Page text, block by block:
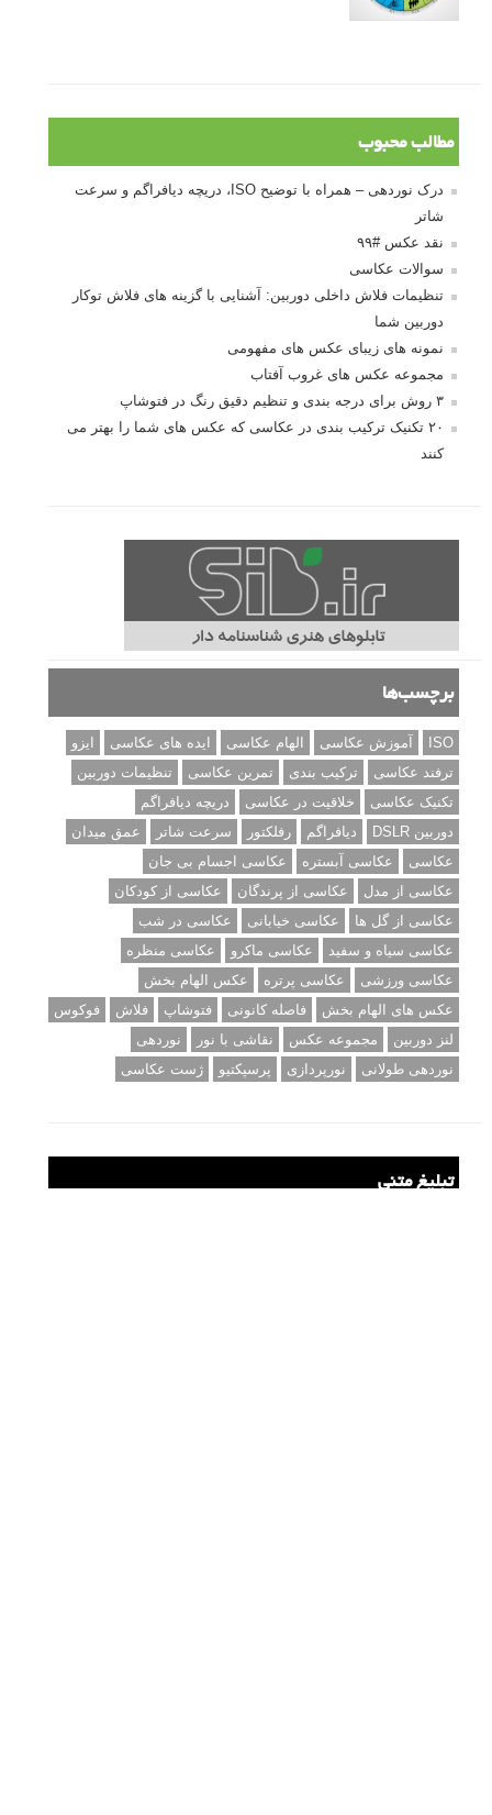
مطالب محبوب
درک نوردهی – همراه با توضیح ISO، دریچه دیافراگم و سرعت
شاتر
نقد عکس #۹۹
سوالات عکاسی
تنظیمات فلاش داخلی دوربین: آشنایی با گزینه های فلاش توکار
دوربین شما
نمونه های زیبای عکس های مفهومی
مجموعه عکس های غروب آفتاب
۳ روش برای درجه بندی و تنظیم دقیق رنگ در فتوشاپ
۲۰ تکنیک ترکیب بندی در عکاسی که عکس های شما را بهتر می
کنند
برچسب‌ها
ISO آموزش عکاسی الهام عکاسی ایده های عکاسی
ایزو
ترفند عکاسی
ترکیب بندی تمرین عکاسی
تنظیمات دوربین
تکنیک عکاسی
خلاقیت در عکاسی
دریچه دیافراگم
دوربین DSLR
دیافراگم رفلکتور سرعت شاتر
عمق میدان
عکاسی
عکاسی آبستره
عکاسی اجسام بی جان
عکاسی از مدل
عکاسی از پرندگان
عکاسی از کودکان
عکاسی از گل ها
عکاسی خیابانی
عکاسی در شب
عکاسی سیاه و سفید
عکاسی ماکرو
عکاسی منظره
عکاسی ورزشی
عکاسی پرتره
عکس الهام بخش
عکس های الهام بخش
فاصله کانونی فتوشاپ فلاش
فوکوس
لنز دوربین
مجموعه عکس نقاشی با نور
نوردهی
نوردهی طولانی
نورپردازی پرسپکتیو ژست عکاسی
تبلیغ متنی